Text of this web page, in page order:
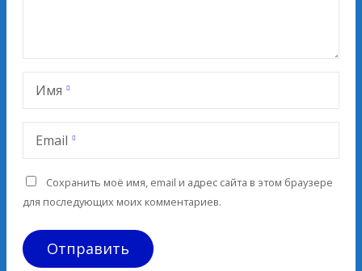
Имя
Email
Сохранить моё имя, email и адрес сайта в этом браузере
для последующих моих комментариев.